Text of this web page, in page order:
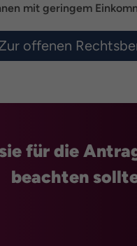
mit geringem
offenen
für die
beachten